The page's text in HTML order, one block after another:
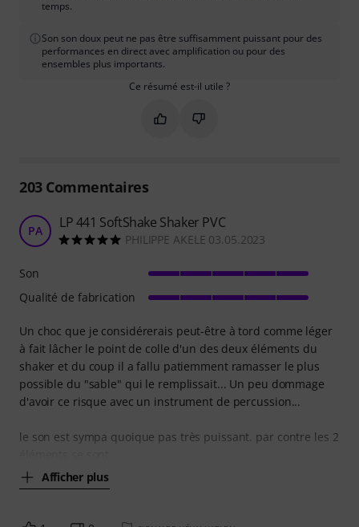
temps.
Son son doux peut ne pas être suffisamment puissant pour des
performances en direct avec amplification ou pour des
ensembles plus importants.
Ce résumé est-il utile ?
Marquer ce résumé comme utile
Marquer ce résumé comme
203Commentaires
PA LP 441 SoftShake Shaker PVC
PHILIPPE AKELE 03.05.2023
Un choc que je considérerais peut-être à tord comme léger
à fait lâcher le point de colle d'un des deux éléments du
shaker et du coup il a fallu patiemment ramasser le plus
possible du "sable" qui le remplissait... Un peu dommage
d'avoir ce risque avec un instrument de percussion...
le son est sympa quoique pas très puissant. par contre les 2
Afficher plus
Son
Qualité de fabrication